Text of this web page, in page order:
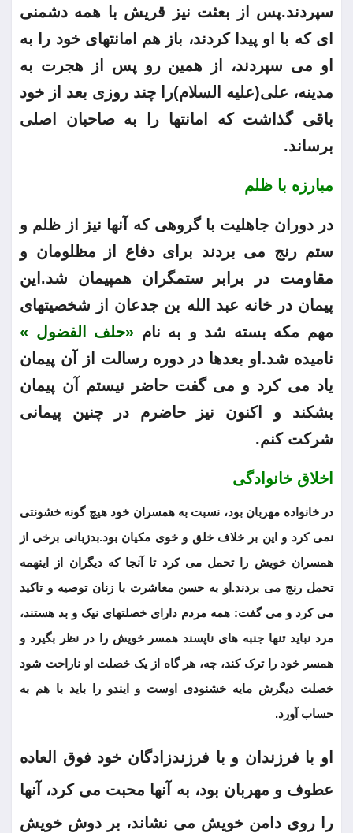
سپردند.پس از بعثت نیز قریش با همه دشمنی
ای که با او پیدا کردند، باز هم امانتهای خود را به
او می سپردند، از همین رو پس از هجرت به
مدینه، علی(علیه السلام)را چند روزی بعد از خود
باقی گذاشت که امانتها را به صاحبان اصلی
برساند.
مبارزه با ظلم
در دوران جاهلیت با گروهی که آنها نیز از ظلم و
ستم رنج می بردند برای دفاع از مظلومان و
مقاومت در برابر ستمگران همپیمان شد.این
پیمان در خانه عبد الله بن جدعان از شخصیتهای
مهم مکه بسته شد و به نام «حلف الفضول »
نامیده شد.او بعدها در دوره رسالت از آن پیمان
یاد می کرد و می گفت حاضر نیستم آن پیمان
بشکند و اکنون نیز حاضرم در چنین پیمانی
شرکت کنم.
اخلاق خانوادگی
در خانواده مهربان بود، نسبت به همسران خود هیچ گونه خشونتی
نمی کرد و این بر خلاف خلق و خوی مکیان بود.بدزبانی برخی از
همسران خویش را تحمل می کرد تا آنجا که دیگران از اینهمه
تحمل رنج می بردند.او به حسن معاشرت با زنان توصیه و تاکید
می کرد و می گفت: همه مردم دارای خصلتهای نیک و بد هستند،
مرد نباید تنها جنبه های ناپسند همسر خویش را در نظر بگیرد و
همسر خود را ترک کند، چه، هر گاه از یک خصلت او ناراحت شود
خصلت دیگرش مایه خشنودی اوست و ایندو را باید با هم به
حساب آورد.
او با فرزندان و با فرزندزادگان خود فوق العاده
عطوف و مهربان بود، به آنها محبت می کرد، آنها
را روی دامن خویش می نشاند، بر دوش خویش